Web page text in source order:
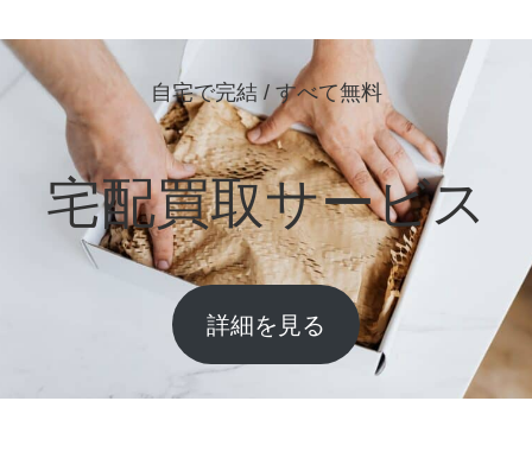
自宅で完結 / すべて無料
宅配買取サービス
詳細を見る